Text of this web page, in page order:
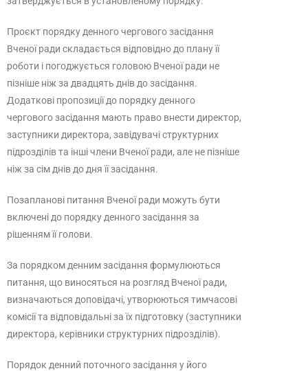
Проєкт порядку денного чергового засідання
Вченої ради складається відповідно до плану її
роботи і погоджується головою Вченої ради не
пізніше ніж за двадцять днів до засідання.
Додаткові пропозиції до порядку денного
чергового засідання мають право внести директор,
заступники директора, завідувачі структурних
підрозділів та інші члени Вченої ради, але не пізніше
ніж за сім днів до дня її засідання.
Позапланові питання Вченої ради можуть бути
включені до порядку денного засідання за
рішенням її голови.
За порядком денним засідання формулюються
питання, що виносяться на розгляд Вченої ради,
визначаються доповідачі, утворюються тимчасові
комісії та відповідальні за їх підготовку (заступники
директора, керівники структурних підрозділів).
Порядок денний поточного засідання у його